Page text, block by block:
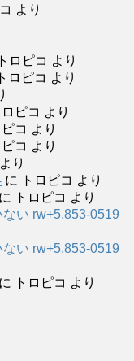
より
トロピコ より
トロピコ より
ロピコ より
ピコ より
ピコ より
より
に トロピコ より
に トロピコ より
い rw+5,853-0519
い rw+5,853-0519
に トロピコ より